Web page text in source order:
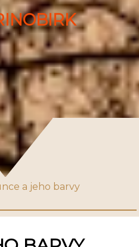
a jeho barvy